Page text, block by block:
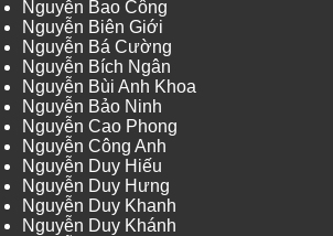
Nguyễn Bao Công
Nguyễn Biên Giới
Nguyễn Bá Cường
Nguyễn Bích Ngân
Nguyễn Bùi Anh Khoa
Nguyễn Bảo Ninh
Nguyễn Cao Phong
Nguyễn Công Anh
Nguyễn Duy Hiếu
Nguyễn Duy Hưng
Nguyễn Duy Khanh
Nguyễn Duy Khánh